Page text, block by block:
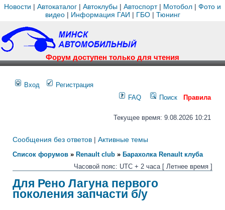
Новости | Автокаталог | Автоклубы | Автоспорт| Мотобол | Фото и
видео| Информация ГАИ | ГБО| Тюнинг
Форум доступен только для чтения
Вход
Регистрация
FAQ
Поиск Правила
Текущее время: 9.08.2026 10:21
Сообщения без ответов | Активные темы
Список форумов » Renault club » Барахолка Renault клуба
Часовой пояс: UTC + 2 часа [ Летнее время ]
Для Рено Лагуна первого
поколения запчасти б/у